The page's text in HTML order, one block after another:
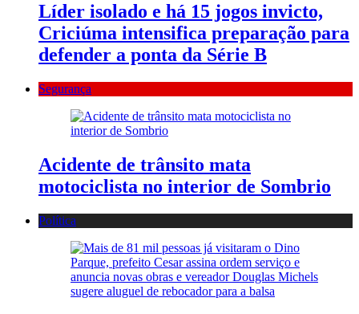
Líder isolado e há 15 jogos invicto,
Criciúma intensifica preparação para
defender a ponta da Série B
Segurança
Acidente de trânsito mata
motociclista no interior de Sombrio
Política